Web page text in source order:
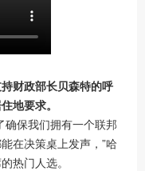
财政部长贝森特的呼
地要求。
确保我们拥有一个联邦
在决策桌上发声，”哈
热门人选。